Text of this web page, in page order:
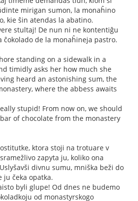
mirigan sumon, la monaĥino
kie ŝin atendas la abatino.
stultaj! De nun ni ne kontentiĝu
de la monaĥineja pastro.
standing on a sidewalk in a
timidly asks her how much she
heard an astonishing sum, the
where the abbess awaits
stupid! From now on, we should
of chocolate from the monastery
ktora stoji na trotuare v
zapyta ju, koliko ona
divnu sumu, mniška beži do
ju čeka opatka.
byli glupe! Od dnes ne budemo
od monastyrskogo